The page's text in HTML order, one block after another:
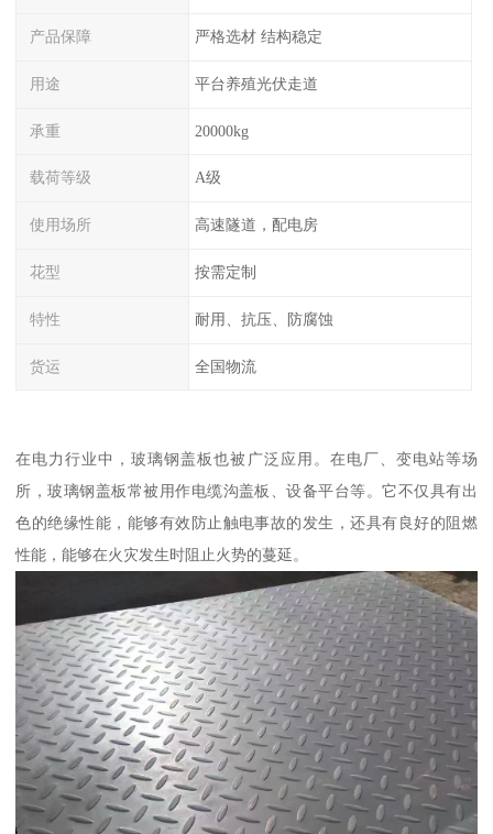
产品保障 严格选材 结构稳定
用途 平台养殖光伏走道
承重 20000kg
载荷等级 A级
使用场所 高速隧道，配电房
花型 按需定制
特性 耐用、抗压、防腐蚀
货运 全国物流
在电力行业中，玻璃钢盖板也被广泛应用。在电厂、变电站等场
所，玻璃钢盖板常被用作电缆沟盖板、设备平台等。它不仅具有出
色的绝缘性能，能够有效防止触电事故的发生，还具有良好的阻燃
性能，能够在火灾发生时阻止火势的蔓延。